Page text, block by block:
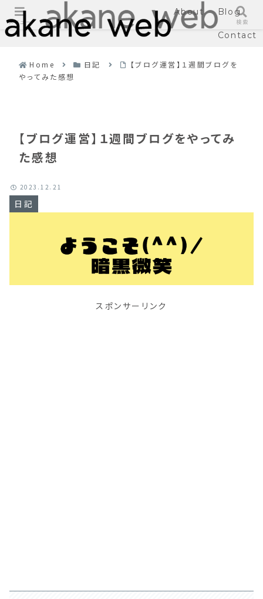
About Blog
Contact
Home 日記
【ブログ運営】１週間ブログを
やってみた感想
【ブログ運営】１週間ブログをやってみ
た感想
日記
2023.12.21
スポンサーリンク
メニュー 検索